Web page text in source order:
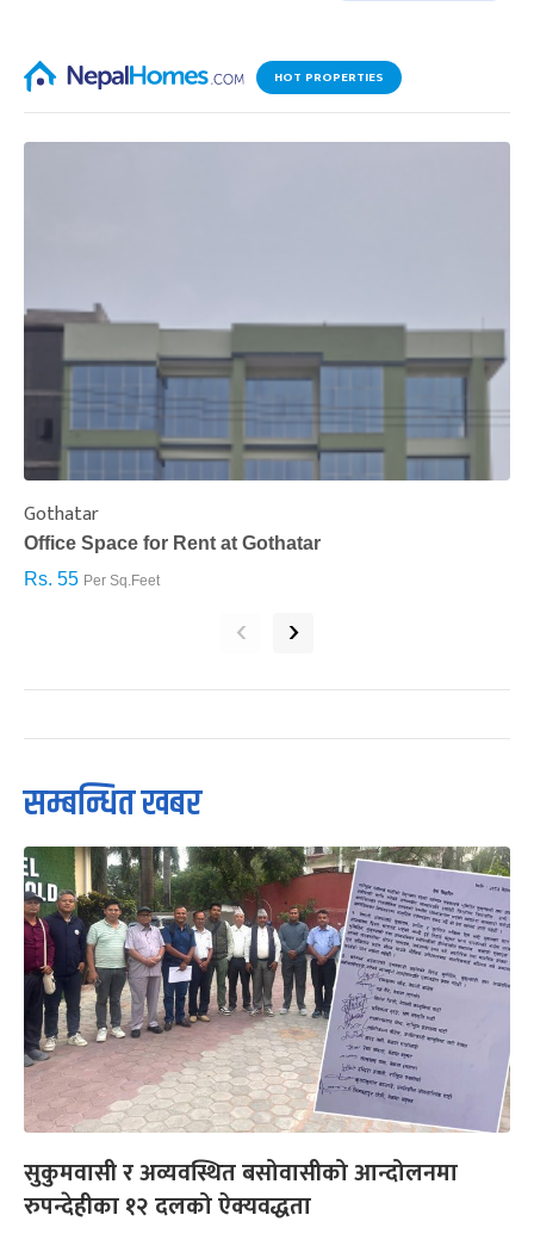
HOT PROPERTIES
Gothatar
Office Space for Rent at Gothatar
Rs. 55 Per Sq.Feet
‹ ›
सम्बन्धित खबर
सुकुमवासी र अव्यवस्थित बसोवासीको आन्दोलनमा
रुपन्देहीका १२ दलको ऐक्यवद्धता